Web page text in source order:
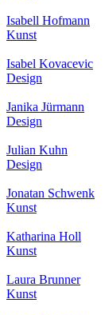
Isabell Hofmann
Kunst
Isabel Kovacevic
Design
Janika Jürmann
Design
Julian Kuhn
Design
Jonatan Schwenk
Kunst
Katharina Holl
Kunst
Laura Brunner
Kunst